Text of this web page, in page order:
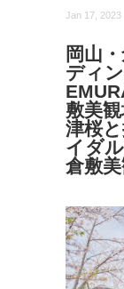
Jan 17, 2023
岡山
ディ
敷美
津桜
イダ
倉敷